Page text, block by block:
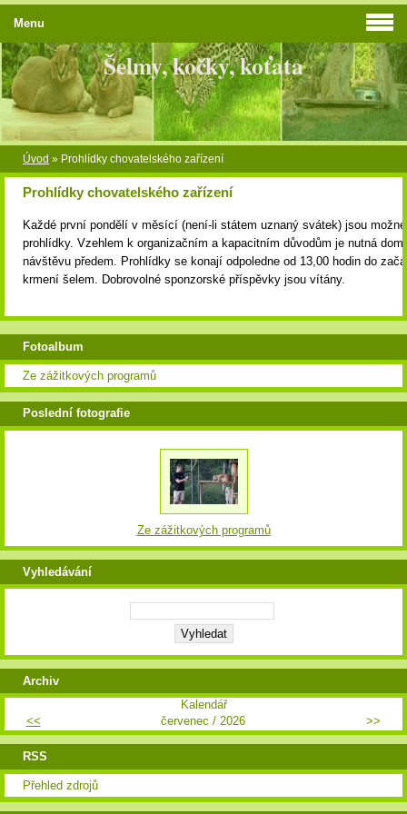
Šelmy, kočky, koťata
Úvod » Prohlídky chovatelského zařízení
Prohlídky chovatelského zařízení
Každé první pondělí v měsící (není-li státem uznaný svátek) jsou
prohlídky. Vzehlem k organizačním a kapacitním důvodům je nutná
návštěvu předem. Prohlídky se konají odpoledne od 13,00 hodin do
krmení šelem. Dobrovolné sponzorské příspěvky jsou vítány.
Menu
Fotoalbum
Ze zážitkových programů
Poslední fotografie
Ze zážitkových programů
Vyhledávání
Archiv
Kalendář
<<
červenec / 2026 >>
RSS
Přehled zdrojů